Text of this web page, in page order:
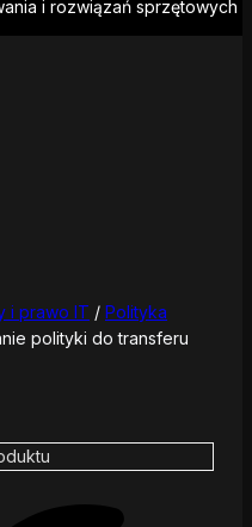
i rozwiązań sprzętowych
i prawo IT / Polityka
polityki do transferu